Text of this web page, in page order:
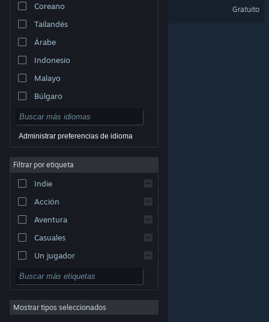
Ver versión clásica
© Valve Corporation. Todos los derechos reservados.
Todas las marcas registradas pertenecen a sus
respectivos dueños en EE. UU. y otros países.Política
de Privacidad|Información legal|Accesibilidad|
Cookies
Coreano
Tailandés
Árabe
Indonesio
Malayo
Búlgaro
Checo
Danés
Alemán
Inglés
Español (España)
Griego
Administrar preferencias de idioma
Filtrar por etiqueta
Indie
Acción
Aventura
Casuales
Un jugador
Simuladores
Rol
Estrategia
Mostrar tipos seleccionados
Gratuito